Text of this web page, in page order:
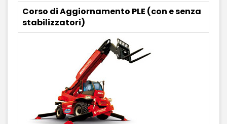
Corso di Aggiornamento PLE (con e senza
stabilizzatori)